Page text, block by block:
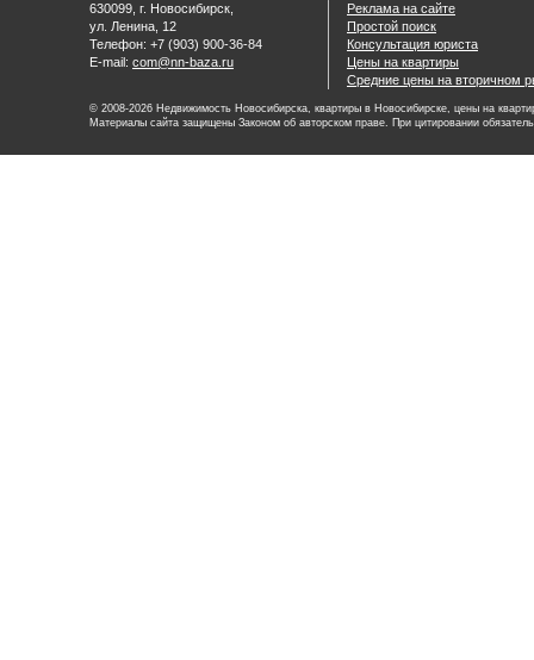
630099, г. Новосибирск,
ул. Ленина, 12
Телефон: +7 (903) 900-36-84
E-mail: com@nn-baza.ru
Реклама на сайте
Простой поиск
Консультация юриста
Цены на квартиры
Средние цены на вторичном
© 2008-2026 Недвижимость Новосибирска, квартиры в Новосибирске, цены на
Материалы сайта защищены Законом об авторском праве. При цитировании